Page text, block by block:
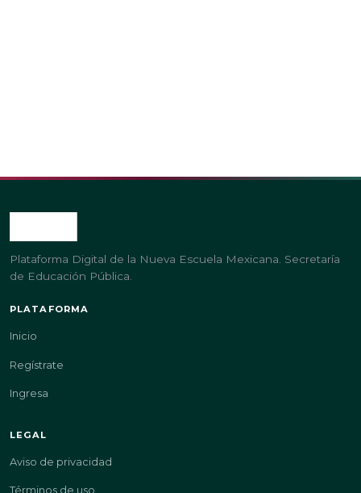
Plataforma Digital de la Nueva Escuela Mexicana. Secretaría
de Educación Pública.
PLATAFORMA
Inicio
Regístrate
Ingresa
LEGAL
Aviso de privacidad
Términos de uso